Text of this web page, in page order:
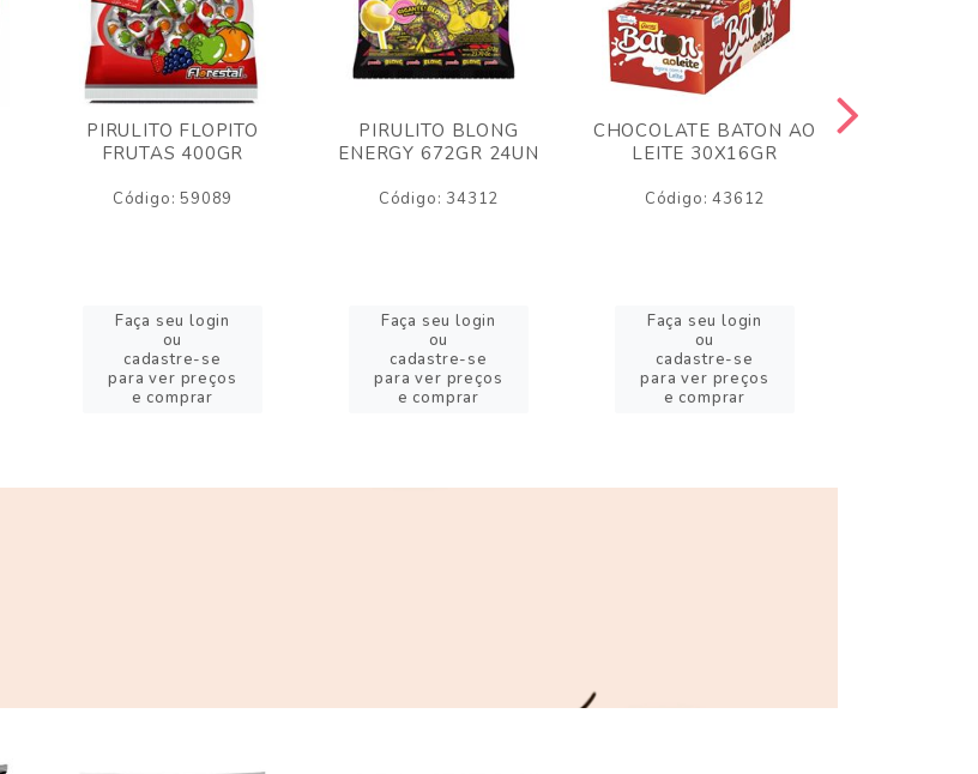
PIRULITO FLOPITO
FRUTAS 400GR
Código: 59089
Faça seu login
ou
cadastre-se
para ver preços
e comprar
PIRULITO BLONG
ENERGY 672GR 24UN
Código: 34312
Faça seu login
ou
cadastre-se
para ver preços
e comprar
CHOCOLATE BATON AO
LEITE 30X16GR
Código: 43612
Faça seu login
ou
cadastre-se
para ver preços
e comprar